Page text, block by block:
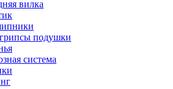
вилка
подушки
система